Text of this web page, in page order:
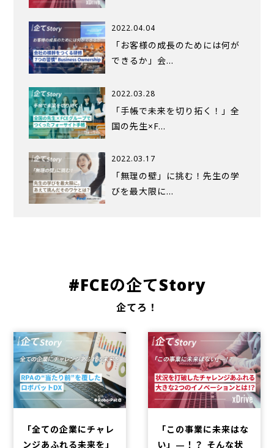
2022.04.04
「お客様の成長のためには何が
できるか」会…
2022.03.28
「手帳で未来を切り拓く！」全
国の先生×F…
2022.03.17
「無理の壁」に挑む！先生の学
びを最大限に…
#FCEの企てStory
企てろ！
「全ての企業にチャレ
ンジあふれる未来を」
「この事業に未来はな
い」—！？ そんな状